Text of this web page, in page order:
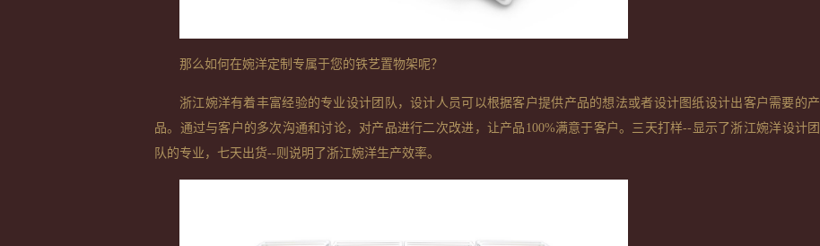
那么如何在婉洋定制专属于您的铁艺置物架呢？
浙江婉洋有着丰富经验的专业设计团队，设计人员可以根据客户提供产品的想法或者设计图纸设计出客户需要的产
品。通过与客户的多次沟通和讨论，对产品进行二次改进，让产品 100%满意于客户。三天打样-- 显示了浙江婉洋设计团
队的专业，七天出货--则说明了浙江婉洋生产效率。